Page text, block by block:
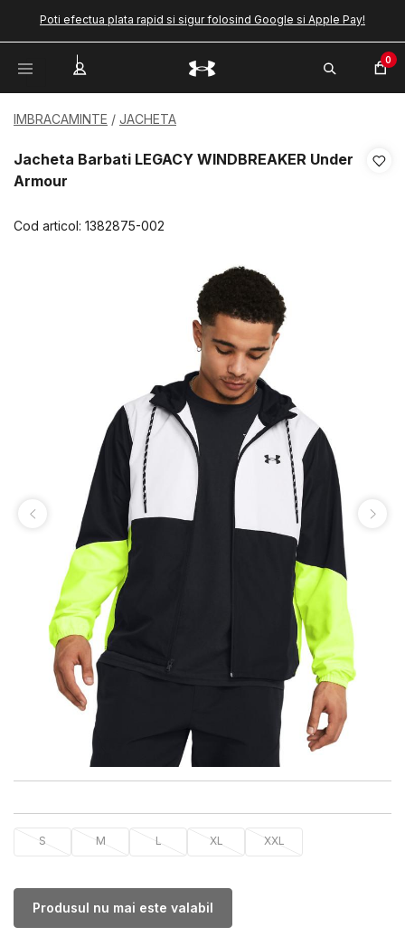
Poti efectua plata rapid si sigur folosind Google si Apple Pay!
0
IMBRACAMINTE JACHETA
Jacheta Barbati LEGACY WINDBREAKER Under
Armour
Cod articol: 1382875-002
S M L XL XXL
Produsul nu mai este valabil